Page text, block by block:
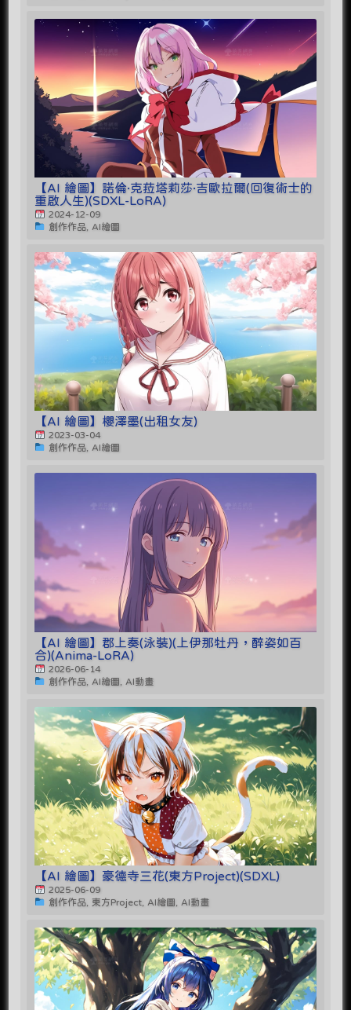
【AI 繪圖】諾倫·克菈塔莉莎·吉歐拉爾(回復術士的
重啟人生)(SDXL-LoRA)
2024-12-09
創作作品, AI繪圖
【AI 繪圖】櫻澤墨(出租女友)
2023-03-04
創作作品, AI繪圖
【AI 繪圖】郡上奏(泳裝)(上伊那牡丹，醉姿如百
合)(Anima-LoRA)
2026-06-14
創作作品, AI繪圖, AI動畫
【AI 繪圖】豪德寺三花(東方Project)(SDXL)
2025-06-09
創作作品, 東方Project, AI繪圖, AI動畫